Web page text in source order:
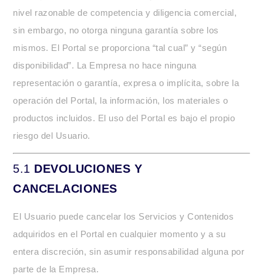
nivel razonable de competencia y diligencia comercial,
sin embargo, no otorga ninguna garantía sobre los
mismos. El Portal se proporciona “tal cual” y “según
disponibilidad”. La Empresa no hace ninguna
representación o garantía, expresa o implícita, sobre la
operación del Portal, la información, los materiales o
productos incluidos. El uso del Portal es bajo el propio
riesgo del Usuario.
5.1 DEVOLUCIONES Y
CANCELACIONES
El Usuario puede cancelar los Servicios y Contenidos
adquiridos en el Portal en cualquier momento y a su
entera discreción, sin asumir responsabilidad alguna por
parte de la Empresa.